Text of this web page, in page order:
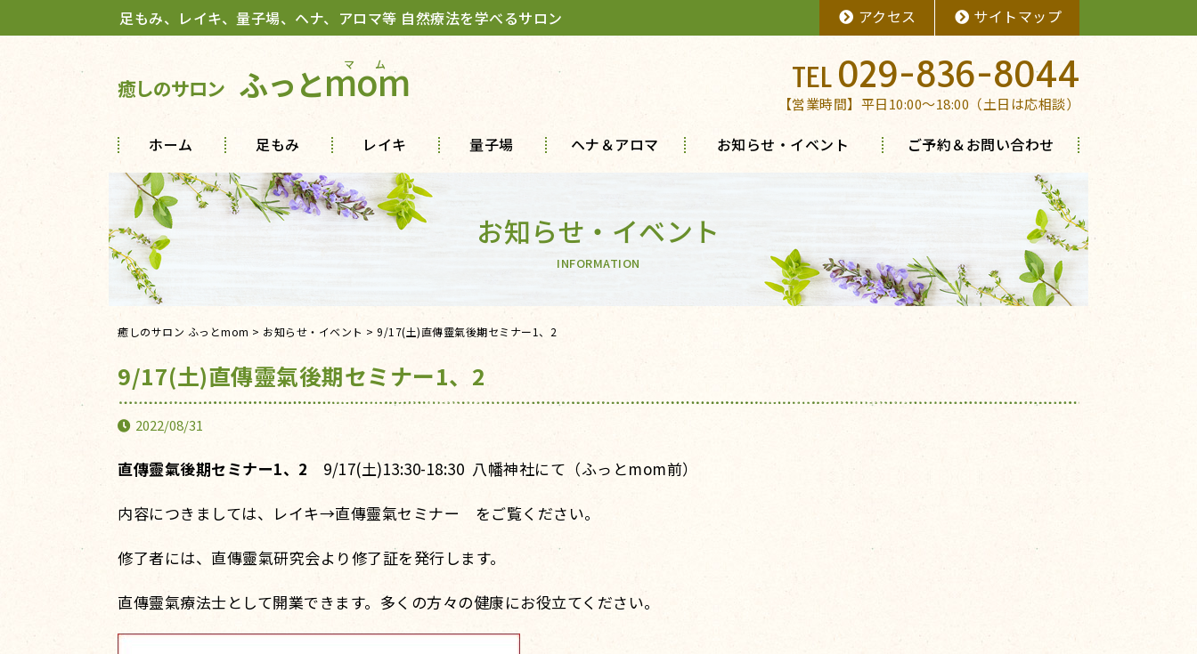
足もみ、レイキ、量子場、ヘナ、アロマ等 自然療法を学べるサロン アクセス サイトマップ
癒しのサロン ふっとmom 029-836-8044
【営業時間】平日10:00～18:00（土日は応相談）
ホーム 足もみ レイキ 量子場 ヘナ＆アロマ お知らせ・イベント ご予約＆お問い合わせ
お知らせ・イベント
INFORMATION
癒しのサロン ふっとmom > お知らせ・イベント > 9/17(土)直傳靈氣後期セミナー1、2
9/17(土)直傳靈氣後期セミナー1、2
2022/08/31
直傳靈氣後期セミナー1、2 9/17(土)13:30-18:30 八幡神社にて（ふっとmom前）
内容につきましては、レイキ→直傳靈氣セミナー をご覧ください。
修了者には、直傳靈氣研究会より修了証を発行します。
直傳靈氣療法士として開業できます。多くの方々の健康にお役立てください。